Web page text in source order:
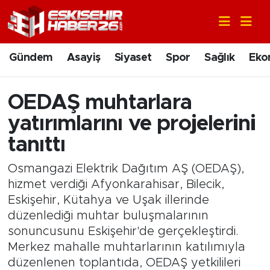
Gündem Asayiş Siyaset Spor Sağlık
OEDAŞ muhtarlara
yatırımlarını ve projelerini
tanıttı
Osmangazi Elektrik Dağıtım AŞ (OEDAŞ),
hizmet verdiği Afyonkarahisar, Bilecik,
Eskişehir, Kütahya ve Uşak illerinde
düzenlediği muhtar buluşmalarının
sonuncusunu Eskişehir'de gerçekleştirdi.
Merkez mahalle muhtarlarının katılımıyla
düzenlenen toplantıda, OEDAŞ yetkilileri
Gündem
Asayiş
Siyaset
Spor
Sağlık
Ekonomi
Eğitim
Sanat
Nöbetçi Eczaneler
Hava Durumu
Trafik Durumu
Süper Lig Puan Durumu ve Fikstür
Tüm Manşetler
Son Dakika Haberleri
Haber Arşivi